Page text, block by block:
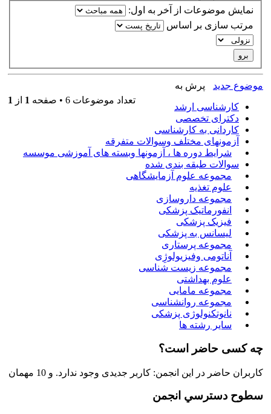
نمایش موضوعات از آخر به اول:
مرتب سازی بر اساس
موضوع جدید
تعداد موضوعات 6 • صفحه
1 از 1
پرش به
کارشناسی ارشد
دکترای تخصصی
کاردانی به کارشناسی
آزمونهای مختلف وسوالات متفرقه
شرایط دوره ها ، آزمونها وبسته های آموزشی موسسه
سوالات طبقه بندی شده
مجموعه علوم آزمایشگاهی
علوم تغذیه
مجموعه داروسازی
انفورماتیک پزشکی
فیزیک پزشکی
لیسانس به پزشکی
مجموعه پرستاری
آناتومی وفیزیولوژِی
مجموعه زیست شناسی
علوم بهداشتی
مجموعه مامایی
مجموعه روانشناسی
نانوتکنولوژی پزشکی
سایر رشته ها
چه کسی حاضر است؟
کاربران حاضر در این انجمن: کاربر جدیدی وجود ندارد. و 10 مهمان
سطوح دسترسي انجمن